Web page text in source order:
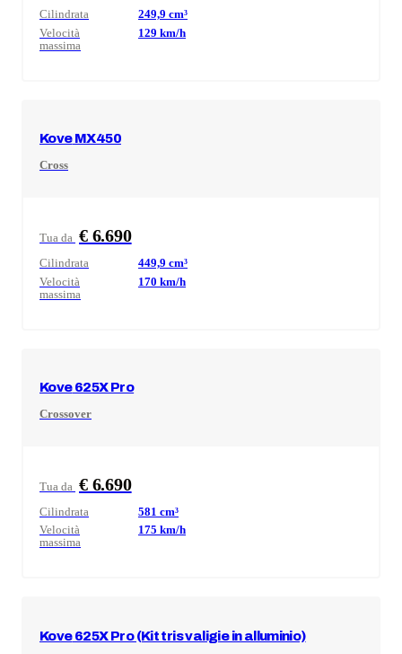
Cilindrata 249,9 cm³
Velocità
massima
129 km/h
Kove MX450
Cross
Tua da € 6.690
Cilindrata 449,9 cm³
Velocità
massima
170 km/h
Kove 625X Pro
Crossover
Tua da € 6.690
Cilindrata 581 cm³
Velocità
massima
175 km/h
Kove 625X Pro (Kit tris valigie in alluminio)